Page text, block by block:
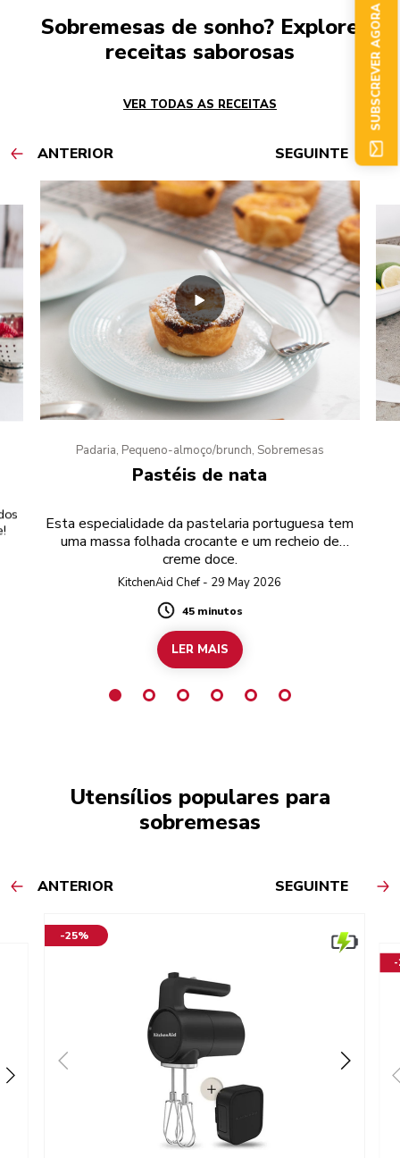
Sobremesas de sonho? Explore
receitas saborosas
VER TODAS AS RECEITAS
ANTERIOR SEGUINTE
Padaria, Pequeno-almoço/brunch, Sobremesas
Pastéis de nata
Esta especialidade da pastelaria portuguesa tem
uma massa folhada crocante e um recheio de
creme doce.
KitchenAid Chef - 29 May 2026
Duration
45 minutos
LER MAIS
Utensílios populares para
sobremesas
ANTERIOR SEGUINTE
-25%
-
SUBSCREVER AGORA